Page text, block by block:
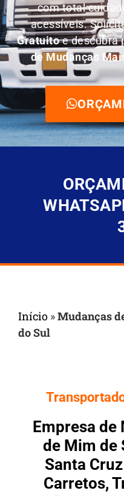
com total
acessíveis.
Gratuitoe descubra
de Mudanças
Início »Mudanças
do Sul
Empresa de
de Mim de
Santa
Carretos,